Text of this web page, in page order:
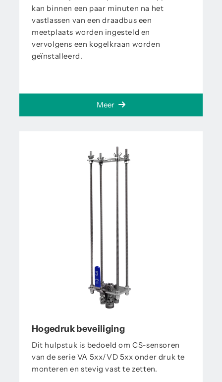
kan binnen een paar minuten na het
vastlassen van een draadbus een
meetplaats worden ingesteld en
vervolgens een kogelkraan worden
geïnstalleerd.
Meer
Hogedruk beveiliging
Dit hulpstuk is bedoeld om CS-sensoren
van de serie VA 5xx/VD 5xx onder druk te
monteren en stevig vast te zetten.